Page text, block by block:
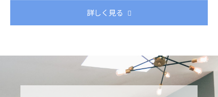
詳しく見る